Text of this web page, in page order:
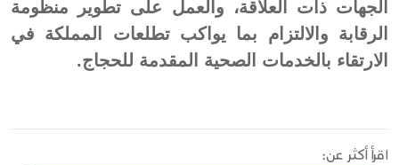
الجهات ذات العلاقة، والعمل على تطوير منظومة
الرقابة والالتزام بما يواكب تطلعات المملكة في
الارتقاء بالخدمات الصحية المقدمة للحجاج.
اقرأ أكثر عن: